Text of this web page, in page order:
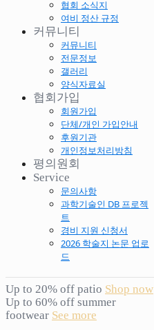
협회 소식지
여비 정산 규정
커뮤니티
커뮤니티
전문정보
갤러리
양식자료실
협회가입
회원가입
단체/개인 가입안내
후원기관
개인정보처리방침
평의원회
Service
문의사항
과학기술인 DB 프로젝
트
경비 지원 신청서
2026 학술지 논문 업로
드
Up to 20% off patio Shop now
Up to 60% off summer
footwear See more